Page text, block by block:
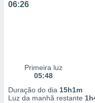
06:26
Primeira luz
05:48
Duração do dia 15h1m
Luz da manhã restante